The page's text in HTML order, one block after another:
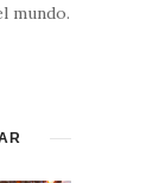
mundo.